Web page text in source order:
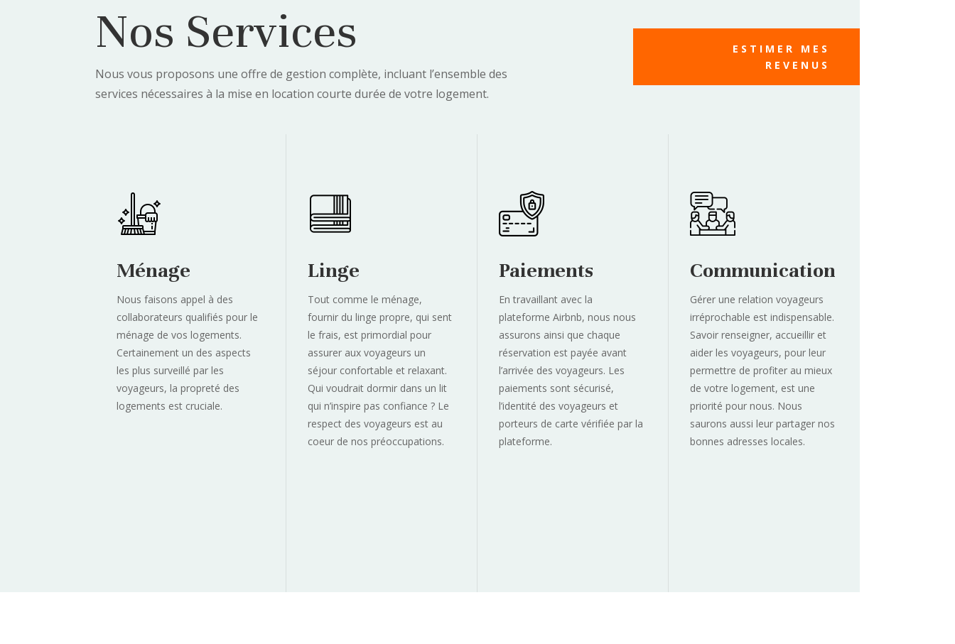
Nos Services
Nous vous proposons une offre de gestion complète, incluant l’ensemble des
services nécessaires à la mise en location courte durée de votre logement.
ESTIMER MES
REVENUS
Ménage
Nous faisons appel à des
collaborateurs qualifiés pour le
ménage de vos logements.
Certainement un des aspects
les plus surveillé par les
voyageurs, la propreté des
logements est cruciale.
Linge
Tout comme le ménage,
fournir du linge propre, qui sent
le frais, est primordial pour
assurer aux voyageurs un
séjour confortable et relaxant.
Qui voudrait dormir dans un lit
qui n’inspire pas confiance ? Le
respect des voyageurs est au
coeur de nos préoccupations.
Paiements
En travaillant avec la
plateforme Airbnb, nous nous
assurons ainsi que chaque
réservation est payée avant
l’arrivée des voyageurs. Les
paiements sont sécurisé,
l’identité des voyageurs et
porteurs de carte vérifiée par la
plateforme.
Communication
Gérer une relation voyageurs
irréprochable est indispensable.
Savoir renseigner, accueillir et
aider les voyageurs, pour leur
permettre de profiter au mieux
de votre logement, est une
priorité pour nous. Nous
saurons aussi leur partager nos
bonnes adresses locales.